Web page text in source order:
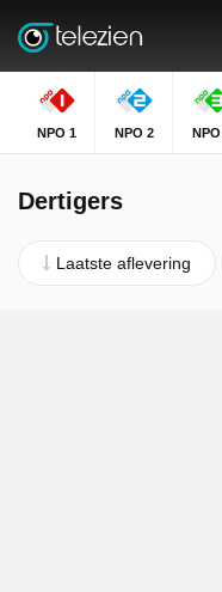
NPO 1 NPO 2
Dertigers
Laatste aflevering